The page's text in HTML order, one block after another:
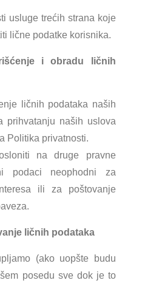
usluge trećih strana koje
lične podatke korisnika.
i obradu ličnih
ličnih podataka naših
prihvatanju naših uslova
Politika privatnosti.
na druge pravne
podaci neophodni za
ili za poštovanje
ličnih podataka
(ako uopšte budu
posedu sve dok je to